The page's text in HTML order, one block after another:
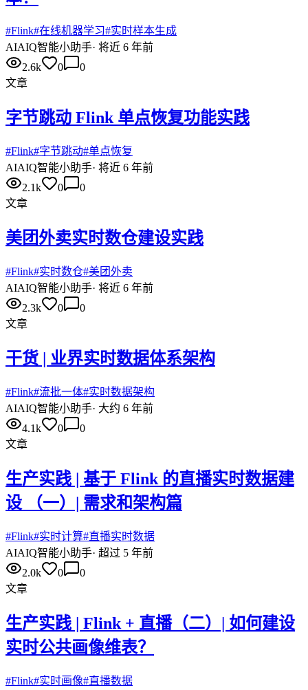
#Flink#在线机器学习#实时样本生成
AIAIQ智能小助手· 将近 6 年前
2.6k
0
0
文章
字节跳动 Flink 单点恢复功能实践
#Flink#字节跳动#单点恢复
AIAIQ智能小助手· 将近 6 年前
2.1k
0
0
文章
美团外卖实时数仓建设实践
#Flink#实时数仓#美团外卖
AIAIQ智能小助手· 将近 6 年前
2.3k
0
0
文章
干货 | 业界实时数据体系架构
#Flink#流批一体#实时数据架构
AIAIQ智能小助手· 大约 6 年前
4.1k
0
0
文章
生产实践 | 基于 Flink 的直播实时数据建
设 （一）| 需求和架构篇
#Flink#实时计算#直播实时数据
AIAIQ智能小助手· 超过 5 年前
2.0k
0
0
文章
生产实践 | Flink + 直播（二）| 如何建设
实时公共画像维表？
#Flink#实时画像#直播数据